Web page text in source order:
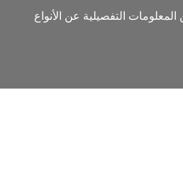
المعلومات التفصيلية عن الأنواع